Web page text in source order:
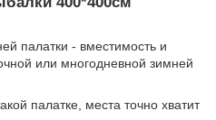
палатки - вместимость и
или многодневной зимней
палатке, места точно хватит